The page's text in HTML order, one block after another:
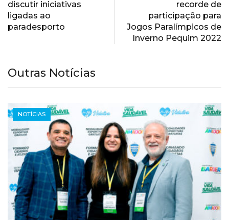
discutir iniciativas
ligadas ao
paradesporto
recorde de
participação para
Jogos Paralímpicos de
Inverno Pequim 2022
Outras Notícias
NOTÍCIAS